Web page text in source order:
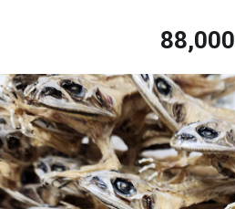
88,000